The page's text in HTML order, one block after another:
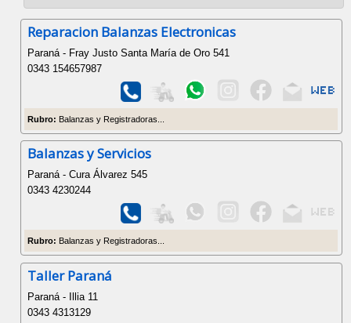
Reparacion Balanzas Electronicas
Paraná - Fray Justo Santa María de Oro 541
0343 154657987
Rubro: Balanzas y Registradoras...
Balanzas y Servicios
Paraná - Cura Álvarez 545
0343 4230244
Rubro: Balanzas y Registradoras...
Taller Paraná
Paraná - Illia 11
0343 4313129